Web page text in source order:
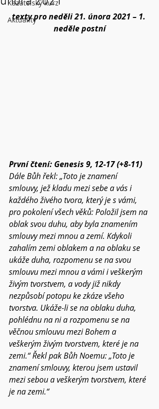
Kazatelský kurz
Aktuality
texty pro neděli 21. února 2021 – 1.
neděle postní
První čtení: Genesis 9, 12-17 (+8-11)
Dále Bůh řekl: „Toto je znamení
smlouvy, jež kladu mezi sebe a vás i
každého živého tvora, který je s vámi,
pro pokolení všech věků: Položil jsem na
oblak svou duhu, aby byla znamením
smlouvy mezi mnou a zemí. Kdykoli
zahalím zemi oblakem a na oblaku se
ukáže duha, rozpomenu se na svou
smlouvu mezi mnou a vámi i veškerým
živým tvorstvem, a vody již nikdy
nezpůsobí potopu ke zkáze všeho
tvorstva. Ukáže-li se na oblaku duha,
pohlédnu na ni a rozpomenu se na
věčnou smlouvu mezi Bohem a
veškerým živým tvorstvem, které je na
zemi.“ Řekl pak Bůh Noemu: „Toto je
znamení smlouvy, kterou jsem ustavil
mezi sebou a veškerým tvorstvem, které
je na zemi.“